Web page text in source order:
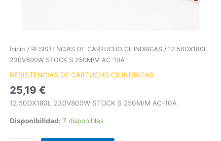
Inicio / RESISTENCIAS DE CARTUCHO CILINDRICAS / 12.50DX180L
230V800W STOCK S 250M/M AC-10A
RESISTENCIAS DE CARTUCHO CILINDRICAS
25,19 €
12.50DX180L 230V800W STOCK S 250M/M AC-10A
Disponibilidad: 7 disponibles